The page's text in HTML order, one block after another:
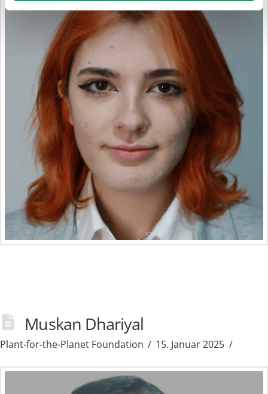
Muskan Dhariyal
Plant-for-the-Planet Foundation 15. Januar 2025